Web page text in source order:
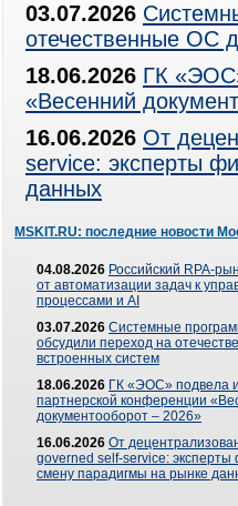
03.07.2026
отечественные ОС
18.06.2026 ГК
«Весенний
16.06.2026 От
service: эксперты
данных
MSKIT.RU: последние новости
04.08.2026 Российский RPA-
от автоматизации задач к
процессами и AI
03.07.2026 Системные
обсудили переход на
встроенных систем
18.06.2026 ГК «ЭОС» подвела
партнерской конференции
документооборот – 2026»
16.06.2026 От
governed self-service: эксперты
смену парадигмы на рынке